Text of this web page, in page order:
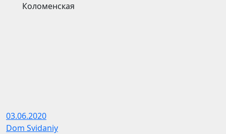
Коломенская
03.06.2020
Dom Svidaniy